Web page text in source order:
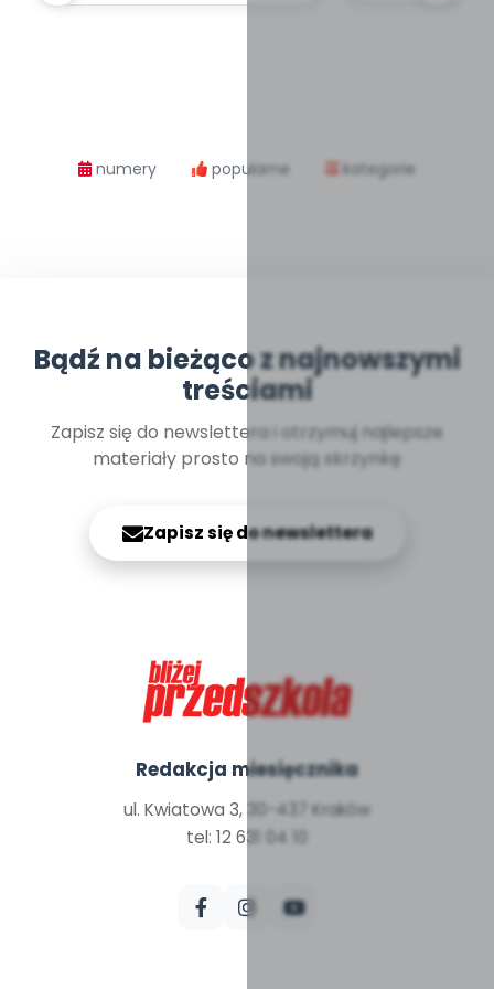
numery popularne kategorie
Bądź na bieżąco z najnowszymi
treściami
Zapisz się do newslettera i otrzymuj najlepsze
materiały prosto na swoją skrzynkę
Zapisz się do newslettera
Redakcja miesięcznika
ul. Kwiatowa 3, 30-437 Kraków
tel: 12 631 04 10